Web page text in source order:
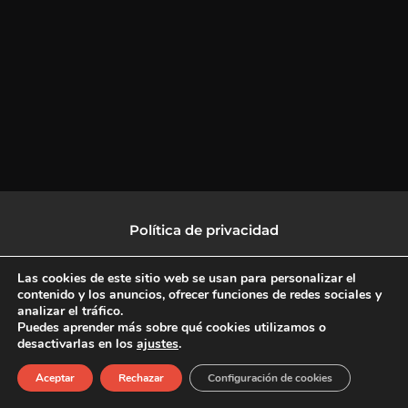
Política de privacidad
Política de protección de datos
F
a
c
X
-
L
i
n
I
n
s
Copyright © 2026 CulturalTV
Las cookies de este sitio web se usan para personalizar el
contenido y los anuncios, ofrecer funciones de redes sociales y
analizar el tráfico.
Puedes aprender más sobre qué cookies utilizamos o
desactivarlas en los ajustes.
Aceptar Rechazar Configuración de cookies